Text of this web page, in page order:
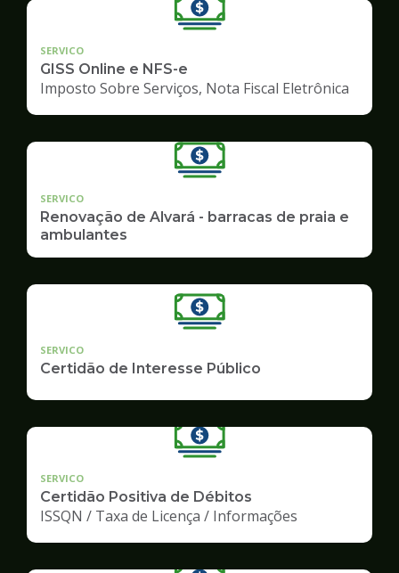
SERVICO
GISS Online e NFS-e
Imposto Sobre Serviços, Nota Fiscal Eletrônica
SERVICO
Renovação de Alvará - barracas de praia e
ambulantes
SERVICO
Certidão de Interesse Público
SERVICO
Certidão Positiva de Débitos
ISSQN / Taxa de Licença / Informações